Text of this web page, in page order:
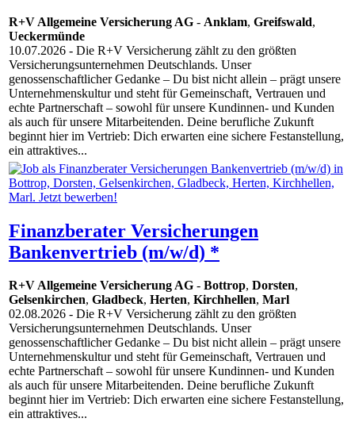
R+V Allgemeine Versicherung AG - Anklam, Greifswald,
Ueckermünde
10.07.2026 - Die R+V Versicherung zählt zu den größten
Versicherungsunternehmen Deutschlands. Unser
genossenschaftlicher Gedanke – Du bist nicht allein – prägt unsere
Unternehmenskultur und steht für Gemeinschaft, Vertrauen und
echte Partnerschaft – sowohl für unsere Kundinnen- und Kunden
als auch für unsere Mitarbeitenden. Deine berufliche Zukunft
beginnt hier im Vertrieb: Dich erwarten eine sichere Festanstellung,
ein attraktives...
Finanzberater Versicherungen
Bankenvertrieb (m/w/d) *
R+V Allgemeine Versicherung AG - Bottrop, Dorsten,
Gelsenkirchen, Gladbeck, Herten, Kirchhellen, Marl
02.08.2026 - Die R+V Versicherung zählt zu den größten
Versicherungsunternehmen Deutschlands. Unser
genossenschaftlicher Gedanke – Du bist nicht allein – prägt unsere
Unternehmenskultur und steht für Gemeinschaft, Vertrauen und
echte Partnerschaft – sowohl für unsere Kundinnen- und Kunden
als auch für unsere Mitarbeitenden. Deine berufliche Zukunft
beginnt hier im Vertrieb: Dich erwarten eine sichere Festanstellung,
ein attraktives...